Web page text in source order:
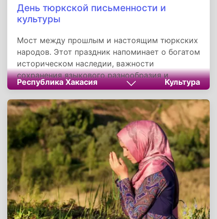
День тюркской письменности и
культуры
Мост между прошлым и настоящим тюркских
народов. Этот праздник напоминает о богатом
историческом наследии, важности
сохранения языкового разнообразия и
необходимости межпоколенческой передачи
культурных традиций. Он объединяет людей
разных возрастов и национальностей вокруг
идеи сохранения уникального культурного
кода тюркской цивилизации.
Республика Хакасия Культура